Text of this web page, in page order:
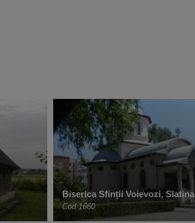
Biserica Sfinții Voievozi, Slatina
Cod 1660